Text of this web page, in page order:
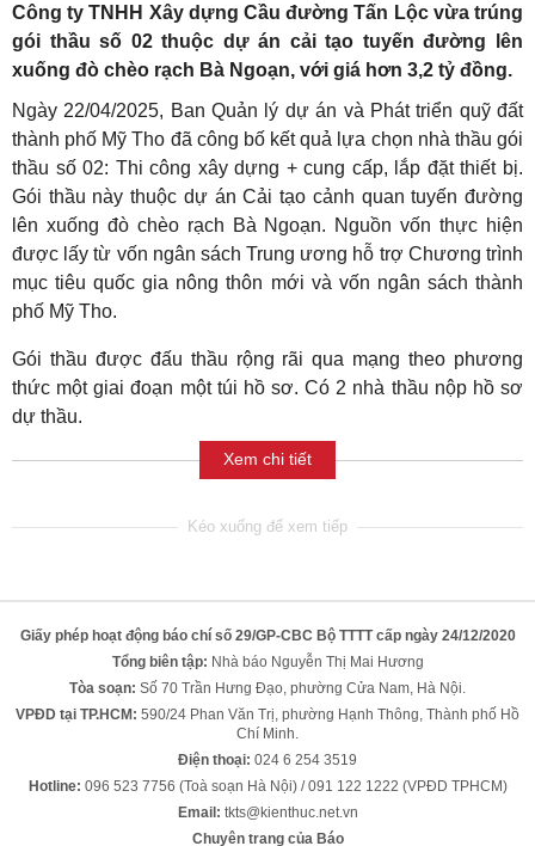
Công ty TNHH Xây dựng Cầu đường Tấn Lộc vừa trúng
gói thầu số 02 thuộc dự án cải tạo tuyến đường lên
xuống đò chèo rạch Bà Ngoạn, với giá hơn 3,2 tỷ đồng.
Ngày 22/04/2025, Ban Quản lý dự án và Phát triển quỹ đất
thành phố Mỹ Tho đã công bố kết quả lựa chọn nhà thầu gói
thầu số 02: Thi công xây dựng + cung cấp, lắp đặt thiết bị.
Gói thầu này thuộc dự án Cải tạo cảnh quan tuyến đường
lên xuống đò chèo rạch Bà Ngoạn. Nguồn vốn thực hiện
được lấy từ vốn ngân sách Trung ương hỗ trợ Chương trình
mục tiêu quốc gia nông thôn mới và vốn ngân sách thành
phố Mỹ Tho.
Gói thầu được đấu thầu rộng rãi qua mạng theo phương
thức một giai đoạn một túi hồ sơ. Có 2 nhà thầu nộp hồ sơ
dự thầu.
Xem chi tiết
Giấy phép hoạt động báo chí số 29/GP-CBC Bộ TTTT cấp ngày 24/12/2020
Tổng biên tập: Nhà báo Nguyễn Thị Mai Hương
Tòa soạn: Số 70 Trần Hưng Đạo, phường Cửa Nam, Hà Nội.
VPĐD tại TP.HCM: 590/24 Phan Văn Trị, phường Hạnh Thông, Thành phố Hồ
Chí Minh.
Điện thoại: 024 6 254 3519
Hotline: 096 523 7756 (Toà soạn Hà Nội) / 091 122 1222 (VPĐD TPHCM)
Email: tkts@kienthuc.net.vn
Chuyên trang của Báo